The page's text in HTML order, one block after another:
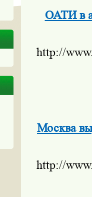
ОАТИ в
http://
Москва
http://